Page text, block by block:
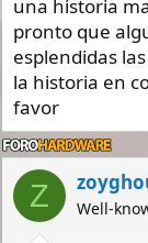
una historia
pronto que
esplendidas
la historia en
favor
Z Well-